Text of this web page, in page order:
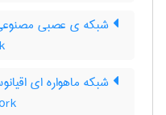
شبکه ی عصبی
شبکه ماهواره ای